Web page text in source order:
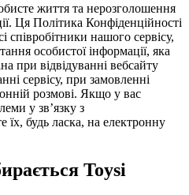
життя та нерозголошення
Ця Політика Конфіденційності
співробітники нашого сервісу,
особистої інформації, яка
при відвідуванні вебсайту
сервісу, при замовленні
розмові. Якщо у вас
у зв’язку з
їх, будь ласка, на електронну
Toysi